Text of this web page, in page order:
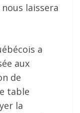
laissera
a
aux
de
table
la